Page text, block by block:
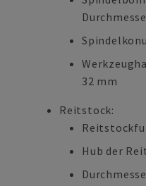
32 mm
Reitstock:
Hub der